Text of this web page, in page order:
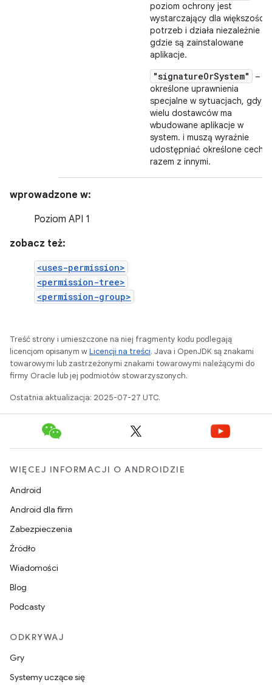
poziom ochrony jest
wystarczający dla większości
potrzeb i działa niezależnie
gdzie są zainstalowane
aplikacje.
"signatureOrSystem"
–
określone uprawnienia
specjalne w sytuacjach, gdy
wielu dostawców ma
wbudowane aplikacje w
system. i muszą wyraźnie
udostępniać określone cechy,
razem z innymi.
wprowadzone w:
Poziom API 1
zobacz też:
<uses-permission>
<permission-tree>
<permission-group>
Treść strony i umieszczone na niej fragmenty kodu podlegają
licencjom opisanym wLicencji na treści. Java i OpenJDK są znakami
towarowymi lub zastrzeżonymi znakami towarowymi należącymi do
firmy Oracle lub jej podmiotów stowarzyszonych.
Ostatnia aktualizacja: 2025-07-27 UTC.
WIĘCEJ INFORMACJI O ANDROIDZIE
Android
Android dla firm
Zabezpieczenia
Źródło
Wiadomości
Blog
Podcasty
ODKRYWAJ
Gry
Systemy uczące się